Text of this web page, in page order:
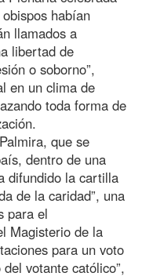
habían
llamados a
libertad de
o soborno”,
en un clima de
toda forma de
que se
dentro de una
difundido la cartilla
de la caridad”, una
para el
Magisterio de la
para un voto
votante católico”,